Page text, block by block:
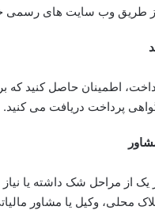
از طریق وب سایت های رسمی
اطمینان حاصل کنید که
پرداخت دریافت می کنید.
یک از مراحل شک داشته یا نیاز
محلی، وکیل یا مشاور